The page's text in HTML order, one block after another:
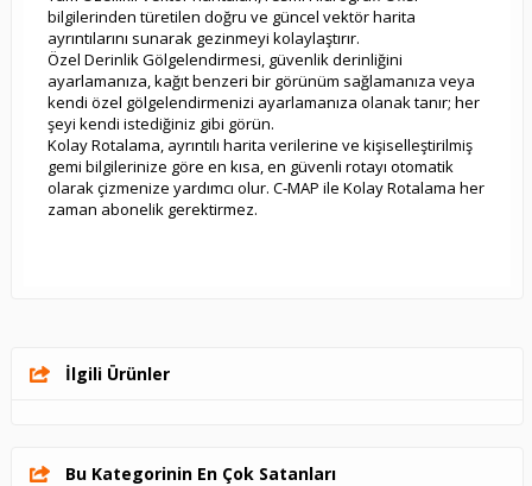
bilgilerinden türetilen doğru ve güncel vektör harita
ayrıntılarını sunarak gezinmeyi kolaylaştırır.
Özel Derinlik Gölgelendirmesi, güvenlik derinliğini
ayarlamanıza, kağıt benzeri bir görünüm sağlamanıza veya
kendi özel gölgelendirmenizi ayarlamanıza olanak tanır; her
şeyi kendi istediğiniz gibi görün.
Kolay Rotalama, ayrıntılı harita verilerine ve kişiselleştirilmiş
gemi bilgilerinize göre en kısa, en güvenli rotayı otomatik
olarak çizmenize yardımcı olur. C-MAP ile Kolay Rotalama her
zaman abonelik gerektirmez.
İlgili Ürünler
Bu Kategorinin En Çok Satanları